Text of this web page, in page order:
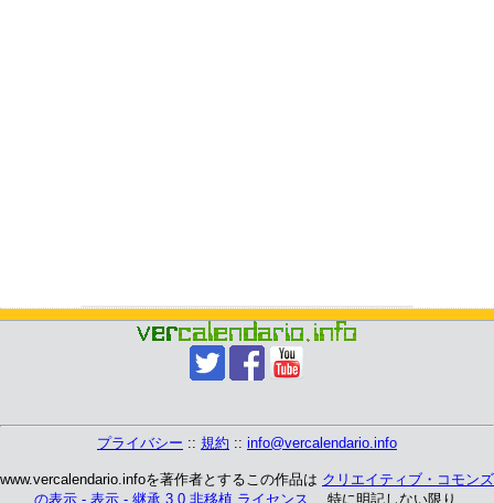
プライバシー :: 規約 :: info@vercalendario.info
www.vercalendario.infoを著作者とするこの作品は クリエイティブ・コモンズ
の表示 - 表示 - 継承 3.0 非移植 ライセンス 、 特に明記しない限り.